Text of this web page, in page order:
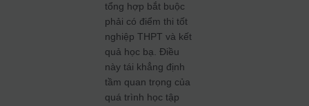
tổng hợp bắt buộc
phải có điểm thi tốt
nghiệp THPT và kết
quả học bạ. Điều
này tái khẳng định
tầm quan trọng của
quá trình học tập